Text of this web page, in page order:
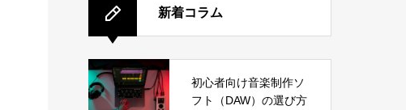
新着コラム
初心者向け音楽制作ソ
フト（DAW）の選び方